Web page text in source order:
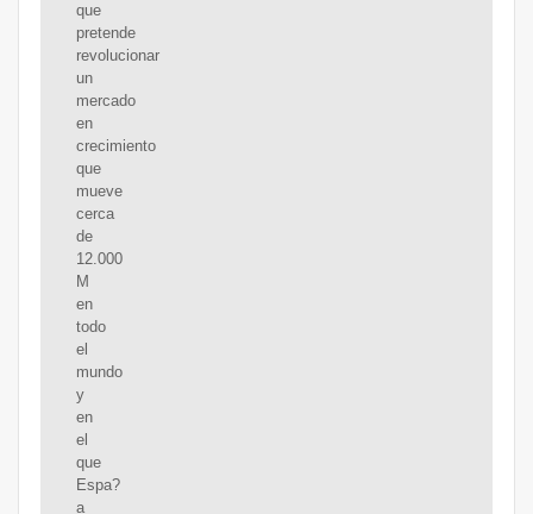
que
pretende
revolucionar
un
mercado
en
crecimiento
que
mueve
cerca
de
12.000
M
en
todo
el
mundo
y
en
el
que
Espa?
a